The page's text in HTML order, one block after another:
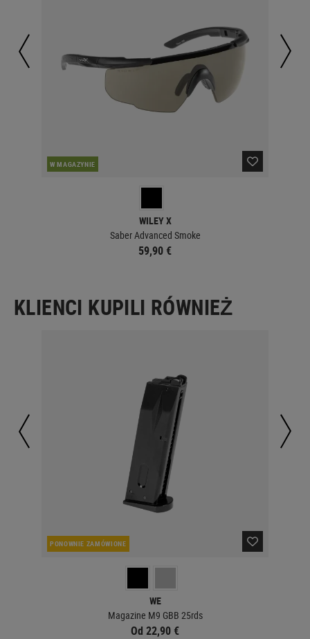
W MAGAZYNIE
WILEY X
Saber Advanced Smoke
59,90 €
KLIENCI KUPILI RÓWNIEŻ
PONOWNIE ZAMÓWIONE
WE
Magazine M9 GBB 25rds
Od 22,90 €